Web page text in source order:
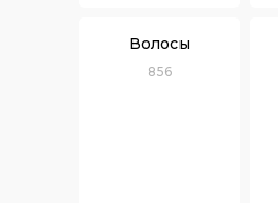
Волосы
856